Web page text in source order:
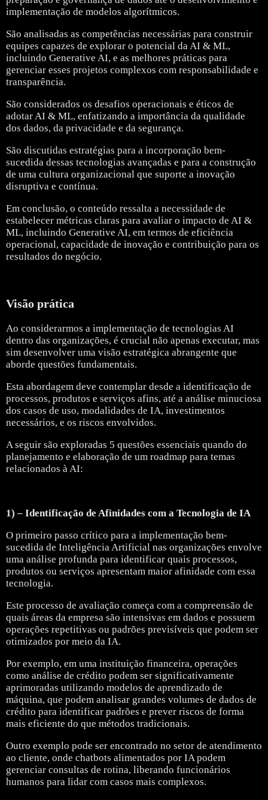
implementação de modelos algorítmicos.
São analisadas as competências necessárias para construir
equipes capazes de explorar o potencial da AI & ML,
incluindo Generative AI, e as melhores práticas para
gerenciar esses projetos complexos com responsabilidade e
transparência.
São considerados os desafios operacionais e éticos de
adotar AI & ML, enfatizando a importância da qualidade
dos dados, da privacidade e da segurança.
São discutidas estratégias para a incorporação bem-
sucedida dessas tecnologias avançadas e para a construção
de uma cultura organizacional que suporte a inovação
disruptiva e contínua.
Em conclusão, o conteúdo ressalta a necessidade de
estabelecer métricas claras para avaliar o impacto de AI &
ML, incluindo Generative AI, em termos de eficiência
operacional, capacidade de inovação e contribuição para os
resultados do negócio.
Visão prática
Ao considerarmos a implementação de tecnologias AI
dentro das organizações, é crucial não apenas executar, mas
sim desenvolver uma visão estratégica abrangente que
aborde questões fundamentais.
Esta abordagem deve contemplar desde a identificação de
processos, produtos e serviços afins, até a análise minuciosa
dos casos de uso, modalidades de IA, investimentos
necessários, e os riscos envolvidos.
A seguir são exploradas 5 questões essenciais quando do
planejamento e elaboração de um roadmap para temas
relacionados à AI:
1) – Identificação de Afinidades com a Tecnologia de IA
O primeiro passo crítico para a implementação bem-
sucedida de Inteligência Artificial nas organizações envolve
uma análise profunda para identificar quais processos,
produtos ou serviços apresentam maior afinidade com essa
tecnologia.
Este processo de avaliação começa com a compreensão de
quais áreas da empresa são intensivas em dados e possuem
operações repetitivas ou padrões previsíveis que podem ser
otimizados por meio da IA.
Por exemplo, em uma instituição financeira, operações
como análise de crédito podem ser significativamente
aprimoradas utilizando modelos de aprendizado de
máquina, que podem analisar grandes volumes de dados de
crédito para identificar padrões e prever riscos de forma
mais eficiente do que métodos tradicionais.
Outro exemplo pode ser encontrado no setor de atendimento
ao cliente, onde chatbots alimentados por IA podem
gerenciar consultas de rotina, liberando funcionários
humanos para lidar com casos mais complexos.